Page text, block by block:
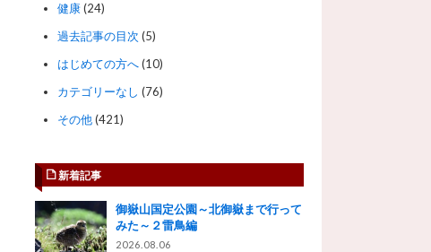
健康(24)
過去記事の目次 (5)
はじめての方へ(10)
カテゴリーなし (76)
その他(421)
新着記事
御嶽山国定公園～北御嶽まで行って
みた～２雷鳥編
2026.08.06